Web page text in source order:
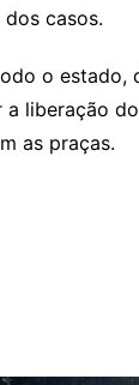
casos.
o estado,
liberação
as praças.